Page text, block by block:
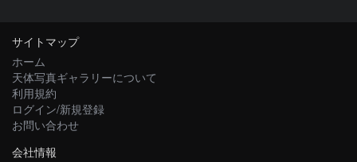
サイトマップ
ホーム
天体写真ギャラリーについて
利用規約
ログイン/新規登録
お問い合わせ
会社情報